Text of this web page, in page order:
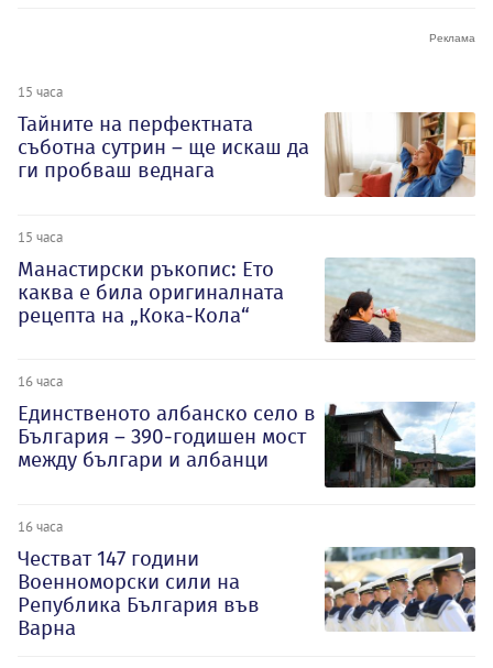
15 часа
Тайните на перфектната
съботна сутрин – ще искаш да
ги пробваш веднага
15 часа
Манастирски ръкопис: Ето
каква е била оригиналната
рецепта на „Кока-Кола“
16 часа
Единственото албанско село в
България – 390-годишен мост
между българи и албанци
16 часа
Честват 147 години
Военноморски сили на
Република България във
Варна